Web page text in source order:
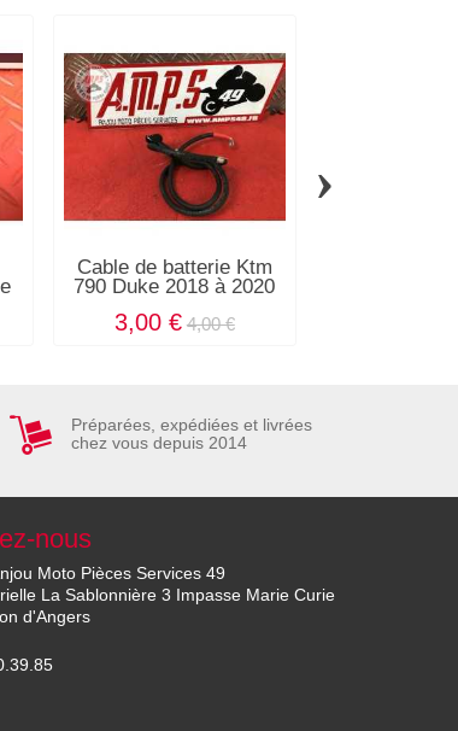
Cable de batterie Ktm
790 Duke 2018 à 2020
3,00 € 4,00 €
›
Préparées, expédiées et livrées
chez vous depuis 2014
nous
Moto Pièces Services 49
La Sablonnière 3 Impasse Marie Curie
d'Angers